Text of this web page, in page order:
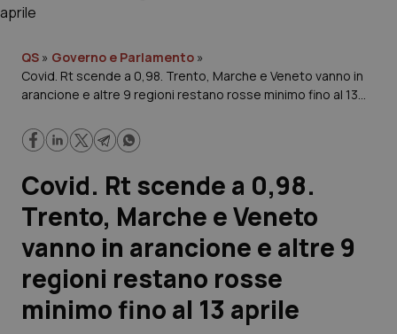
Cronache
Governo e Parlamento
Regioni e Asl
Lavoro e Professioni
Scienza e Farmaci
Studi e Analisi
Lettere al direttore
QS » Governo e Parlamento »
Covid. Rt scende a 0,98. Trento, Marche e Veneto vanno in
arancione e altre 9 regioni restano rosse minimo fino al 13
Covid. Rt scende a 0,98.
Trento, Marche e Veneto
vanno in arancione e altre 9
regioni restano rosse
minimo fino al 13 aprile